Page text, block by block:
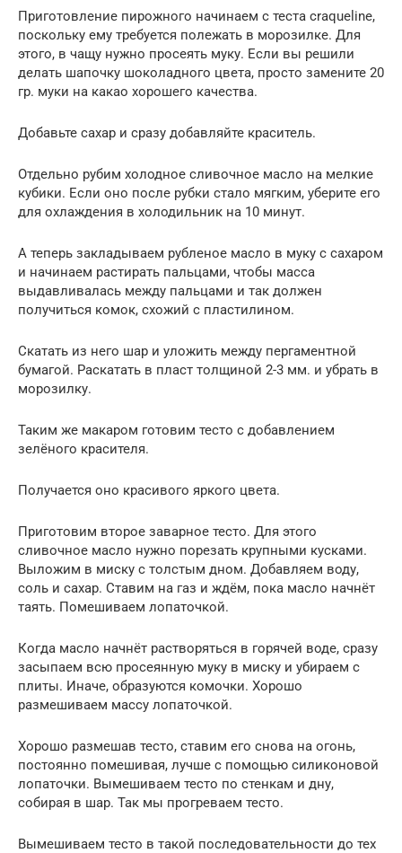
Приготовление пирожного начинаем с теста craqueline,
поскольку ему требуется полежать в морозилке. Для
этого, в чащу нужно просеять муку. Если вы решили
делать шапочку шоколадного цвета, просто замените 20
гр. муки на какао хорошего качества.
Добавьте сахар и сразу добавляйте краситель.
Отдельно рубим холодное сливочное масло на мелкие
кубики. Если оно после рубки стало мягким, уберите его
для охлаждения в холодильник на 10 минут.
А теперь закладываем рубленое масло в муку с сахаром
и начинаем растирать пальцами, чтобы масса
выдавливалась между пальцами и так должен
получиться комок, схожий с пластилином.
Скатать из него шар и уложить между пергаментной
бумагой. Раскатать в пласт толщиной 2-3 мм. и убрать в
морозилку.
Таким же макаром готовим тесто с добавлением
зелёного красителя.
Получается оно красивого яркого цвета.
Приготовим второе заварное тесто. Для этого
сливочное масло нужно порезать крупными кусками.
Выложим в миску с толстым дном. Добавляем воду,
соль и сахар. Ставим на газ и ждём, пока масло начнёт
таять. Помешиваем лопаточкой.
Когда масло начнёт растворяться в горячей воде, сразу
засыпаем всю просеянную муку в миску и убираем с
плиты. Иначе, образуются комочки. Хорошо
размешиваем массу лопаточкой.
Хорошо размешав тесто, ставим его снова на огонь,
постоянно помешивая, лучше с помощью силиконовой
лопаточки. Вымешиваем тесто по стенкам и дну,
собирая в шар. Так мы прогреваем тесто.
Вымешиваем тесто в такой последовательности до тех